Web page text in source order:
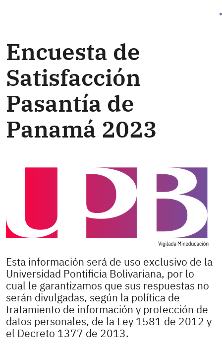
Encuesta de
Satisfacción
Pasantía de
Panamá 2023
Esta información será de uso exclusivo de la
Universidad Pontificia Bolivariana, por lo
cual le garantizamos que sus respuestas no
serán divulgadas, según la política de
tratamiento de información y protección de
datos personales, de la Ley 1581 de 2012 y
el Decreto 1377 de 2013.